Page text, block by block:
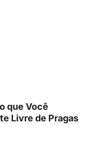
que Você
Livre de Pragas